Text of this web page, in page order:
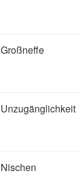
Großneffe
Unzugänglichkeit
Nischen